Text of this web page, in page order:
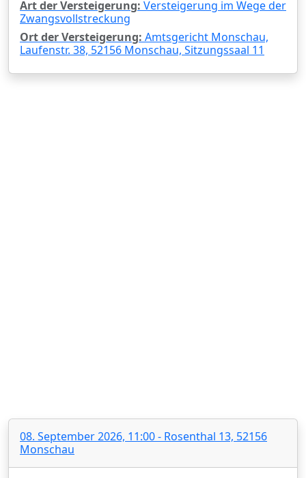
Art der Versteigerung: Versteigerung im Wege der
Zwangsvollstreckung
Ort der Versteigerung: Amtsgericht Monschau,
Laufenstr. 38, 52156 Monschau, Sitzungssaal 11
08. September 2026, 11:00 - Rosenthal 13, 52156
Monschau